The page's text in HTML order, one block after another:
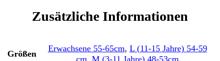
Zusätzliche Informationen
Größen
Erwachsene 55-65cm, L (11-15 Jahre) 54-59